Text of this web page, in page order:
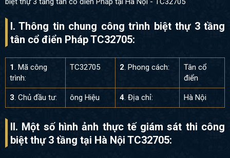
I. Thông tin chung công trình biệt thự 3 tầng
tân cổ điển Pháp TC32705:
1 . Mã công
trình:
TC32705 2 . Phong cách:
Tân cổ
điển
3 . Chủ đầu tư: ông Hiệu 4 . Địa chỉ: Hà Nội
II. Một số hình ảnh thực tế giám sát thi công
biệt thự 3 tầng tại Hà Nội TC32705: